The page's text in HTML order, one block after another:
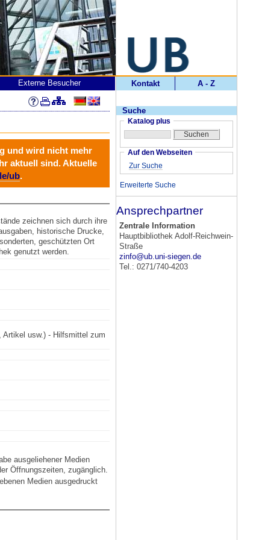
Kontakt A - Z
Suche
Katalog plus
Auf den Webseiten
Zur Suche
Erweiterte Suche
Ansprechpartner
Zentrale Information
Hauptbibliothek Adolf-Reichwein-
Straße
zinfo@ub.uni-siegen.de
Tel.: 0271/740-4203
Externe Besucher
und wird nicht mehr
aktuell sind. Aktuelle
ub.
zeichnen sich durch ihre
historische Drucke,
geschützten Ort
genutzt werden.
Artikel usw.) - Hilfsmittel zum
ausgeliehener Medien
Öffnungszeiten, zugänglich.
Medien ausgedruckt